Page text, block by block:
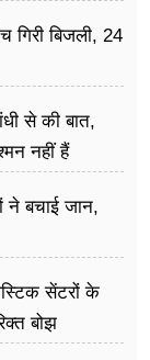
बिजली, 24
से की बात,
नहीं हैं
ने बचाई जान,
सेंटरों के
बोझ